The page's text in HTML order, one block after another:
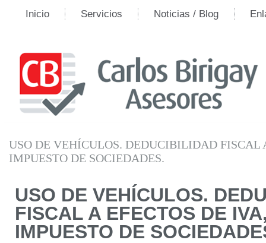
Inicio Servicios Noticias / Blog
USO DE VEHÍCULOS. DEDUCIBILIDAD FISCAL
IMPUESTO DE SOCIEDADES.
USO DE VEHÍCULOS.
FISCAL A EFECTOS DE
IMPUESTO DE